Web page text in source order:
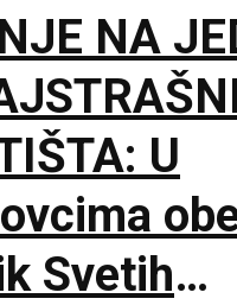
NA
U
Svetih